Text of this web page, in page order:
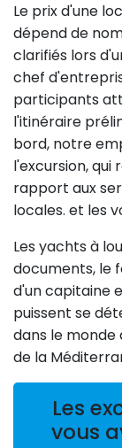
Le prix d'une
dépend de
clarifiés lors
chef
participants
l'itinéraire
bord, notre
l'excursion,
rapport aux
locales. et les
Les yachts à
documents, le
d'un capitaine
puissent se
dans le
de la
Les
vous